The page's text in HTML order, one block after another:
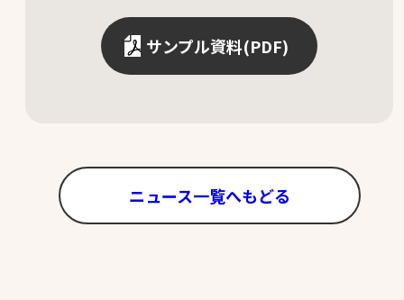
サンプル資料(PDF)
ニュース一覧へもどる